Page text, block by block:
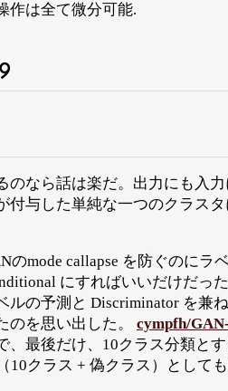
作は全て微分可能.
のなら話は楽だ。出力にも入
付与した単純な一つのクラス
のmode callapse を防ぐのに
にすればいいだけだっ
ルの予測と Discriminator を兼
のを思い出した。 cympfh/
、最後だけ、10クラス分類と
10クラス + 偽クラス）として